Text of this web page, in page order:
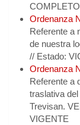
Ordenanza
Referente a
de nuestra
// Estado:
Ordenanza
Referente a
traslativa
Trevisan.
VIGENTE